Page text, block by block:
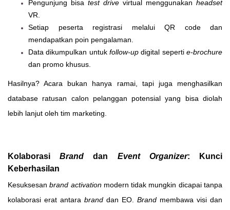
Pengunjung bisa test drive virtual menggunakan headset
VR.
Setiap peserta registrasi melalui QR code dan
mendapatkan poin pengalaman.
Data dikumpulkan untuk follow-up digital seperti e-brochure
dan promo khusus.
Hasilnya? Acara bukan hanya ramai, tapi juga menghasilkan
database ratusan calon pelanggan potensial yang bisa diolah
lebih lanjut oleh tim marketing.
KolaborasiBrand dan Event Organizer: Kunci
Keberhasilan
Kesuksesanbrand activationmodern tidak mungkin dicapai tanpa
kolaborasi erat antara brand dan EO. Brand membawa visi dan